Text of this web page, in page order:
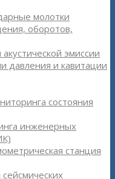
молотки
оборотов,
эмиссии
давления и кавитации
состояния
инженерных
станция